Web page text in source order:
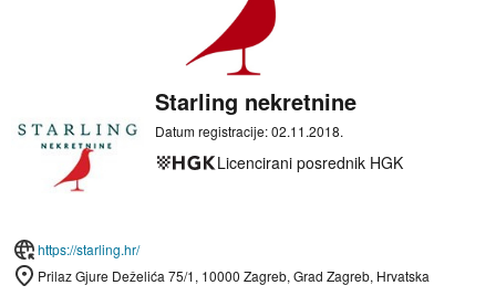
Starling nekretnine
Datum registracije: 02.11.2018.
Licencirani posrednik HGK
https://starling.hr/
Prilaz Gjure Deželića 75/1, 10000 Zagreb, Grad Zagreb, Hrvatska